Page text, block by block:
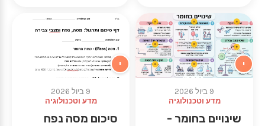
י
9 ביול 2026
מדע וטכנולוגיה
שינויים בחומר -
י
9 ביול 2026
מדע וטכנולוגיה
סיכום מסה נפח